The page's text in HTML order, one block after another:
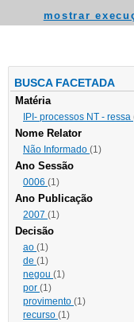
mostrar
BUSCA FACETADA
Matéria
IPI- processos NT - ressa
Nome Relator
Não Informado (1)
Ano Sessão
0006 (1)
Ano Publicação
2007 (1)
Decisão
ao (1)
de (1)
negou (1)
por (1)
provimento (1)
recurso (1)